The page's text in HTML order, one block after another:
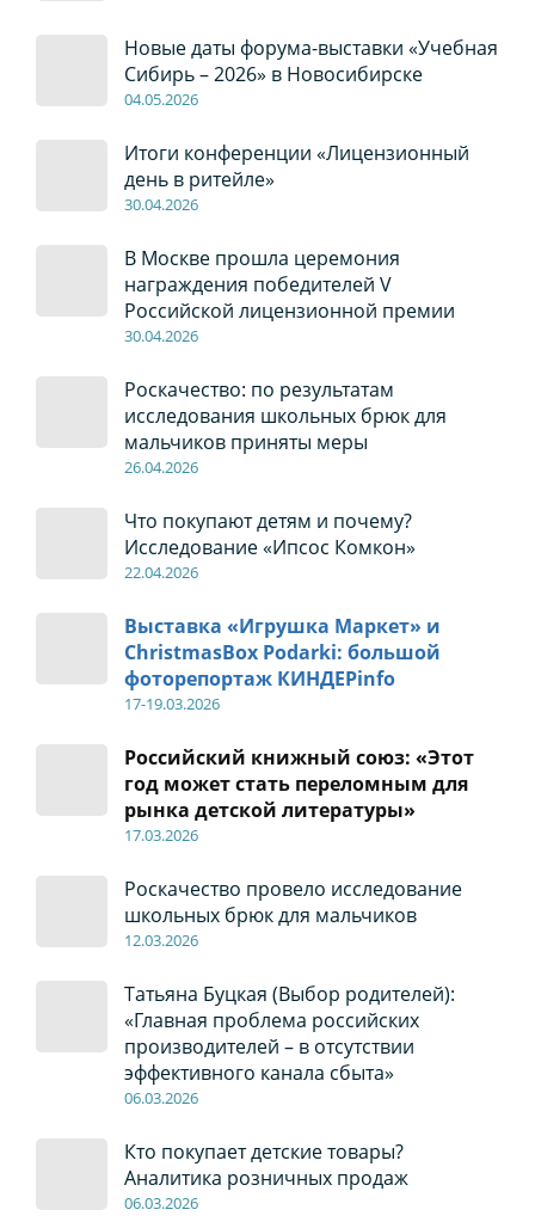
Новые даты форума-выставки «Учебная
Сибирь – 2026» в Новосибирске
04.05.2026
Итоги конференции «Лицензионный
день в ритейле»
30.04.2026
В Москве прошла церемония
награждения победителей V
Российской лицензионной премии
30.04.2026
Роскачество: по результатам
исследования школьных брюк для
мальчиков приняты меры
26.04.2026
Что покупают детям и почему?
Исследование «Ипсос Комкон»
22.04.2026
Выставка «Игрушка Маркет» и
ChristmasBox Podarki: большой
фоторепортаж КИНДЕРinfo
17-19.03.2026
Российский книжный союз: «Этот
год может стать переломным для
рынка детской литературы»
17.03.2026
Роскачество провело исследование
школьных брюк для мальчиков
12.03.2026
Татьяна Буцкая (Выбор родителей):
«Главная проблема российских
производителей – в отсутствии
эффективного канала сбыта»
06.03.2026
Кто покупает детские товары?
Аналитика розничных продаж
06.03.2026